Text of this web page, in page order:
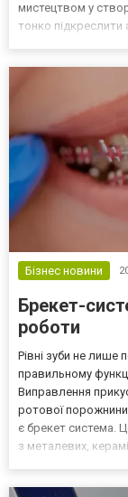
мистецтвом у
тонко підкреслити
Бізнес новини
Брекет-
роботи
Рівні зуби не лише
правильному
Виправлення
ротової
є брекет система.
з металевих,